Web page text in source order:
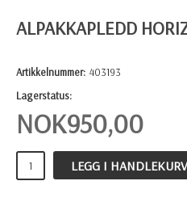
ALPAKKAPLEDD
Artikkelnummer: 403193
Lagerstatus:
NOK950,00
LEGG I HANDLEKURV